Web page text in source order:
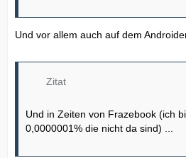
Und vor allem auch auf dem
Zitat
Und in Zeiten von Frazebook (ich
0,0000001% die nicht da sind) ...